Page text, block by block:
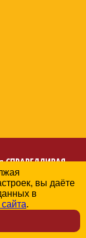
СПРАВЕДЛИВАЯ
области
данных
вы даёте
в
.